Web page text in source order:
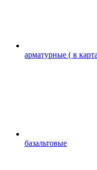
арматурные ( в
базальтовые